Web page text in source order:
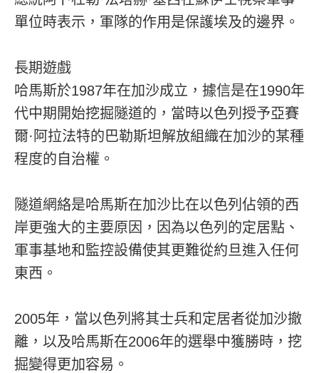
單位時表示，軍隊的作用是保護埃及的邊界。
長期遊戲
哈馬斯於1987年在加沙成立，據信是在1990年
代中期開始挖掘隧道的，當時以色列授予亞賽
爾·阿拉法特的巴勒斯坦解放組織在加沙的某種
程度的自治權。
隧道網絡是哈馬斯在加沙比在以色列佔領的西
岸更強大的主要原因，因為以色列的定居點、
軍事基地和監控設備使其更難從約旦進入任何
東西。
2005年，當以色列將其士兵和定居者從加沙撤
離，以及哈馬斯在2006年的選舉中獲勝時，挖
掘變得更加容易。